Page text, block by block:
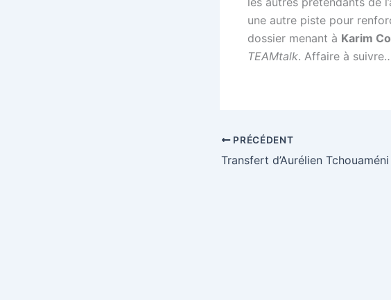
une autre piste pour
dossier menant à Karim
TEAMtalk. Affaire à
PRÉCÉDENT